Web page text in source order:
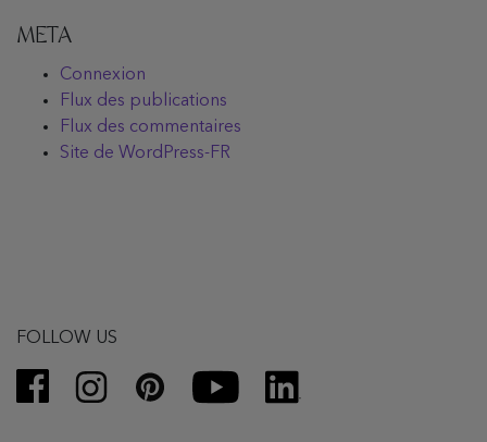
META
Connexion
Flux des publications
Flux des commentaires
Site de WordPress-FR
FOLLOW US